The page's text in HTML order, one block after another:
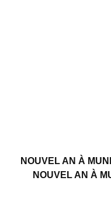
NOUVEL AN À
NOUVEL AN À